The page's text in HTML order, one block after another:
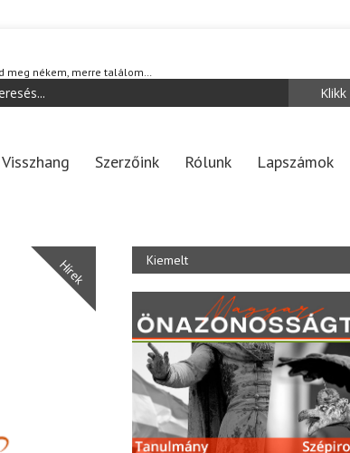
meg nékem, merre találom…
Visszhang Szerzőink Rólunk
Lapszámok
Hírek Kiemelt